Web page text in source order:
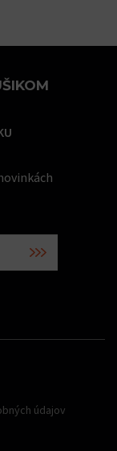
údajov